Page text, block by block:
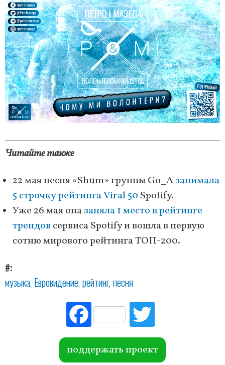
Читайте также
22 мая песня «Shum» группы Go_Aзанимала
5 строчку рейтинга Viral 50 Spotify.
Уже 26 мая оназаняла 1 место в рейтинге
трендов сервиса Spotify и вошла в первую
сотню мирового рейтинга ТОП-200.
#
музыка Евровидение рейтинг песня
Fac
ebo
ok r
поддержать проект